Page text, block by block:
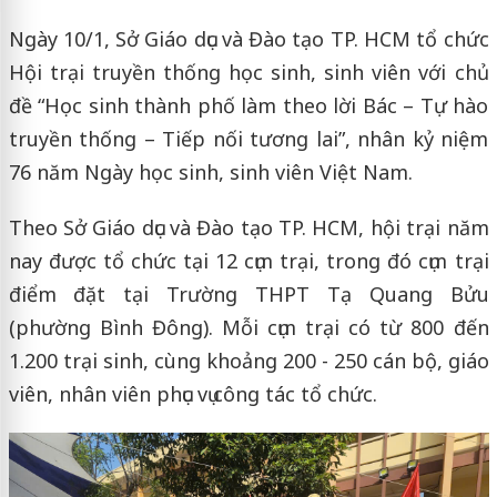
Ngày 10/1, Sở Giáo dục và Đào tạo TP. HCM tổ chức
Hội trại truyền thống học sinh, sinh viên với chủ
đề “Học sinh thành phố làm theo lời Bác – Tự hào
truyền thống – Tiếp nối tương lai”, nhân kỷ niệm
76 năm Ngày học sinh, sinh viên Việt Nam.
Theo Sở Giáo dục và Đào tạo TP. HCM, hội trại năm
nay được tổ chức tại 12 cụm trại, trong đó cụm trại
điểm đặt tại Trường THPT Tạ Quang Bửu
(phường Bình Đông). Mỗi cụm trại có từ 800 đến
1.200 trại sinh, cùng khoảng 200 - 250 cán bộ, giáo
viên, nhân viên phục vụ công tác tổ chức.